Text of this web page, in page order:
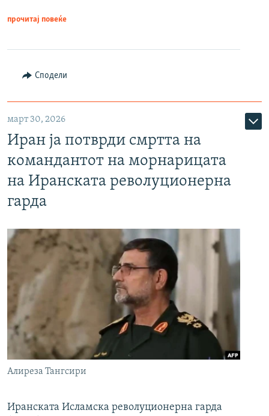
прочитај повеќе
Сподели
март 30, 2026
Иран ја потврди смртта на
командантот на морнарицата
на Иранската револуционерна
гарда
Алиреза Тангсири
Иранската Исламска револуционерна гарда